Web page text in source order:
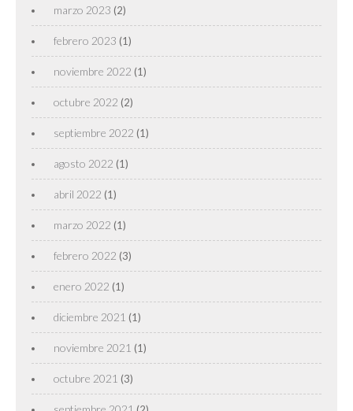
marzo 2023 (2)
febrero 2023 (1)
noviembre 2022 (1)
octubre 2022 (2)
septiembre 2022 (1)
agosto 2022 (1)
abril 2022 (1)
marzo 2022 (1)
febrero 2022 (3)
enero 2022 (1)
diciembre 2021 (1)
noviembre 2021 (1)
octubre 2021 (3)